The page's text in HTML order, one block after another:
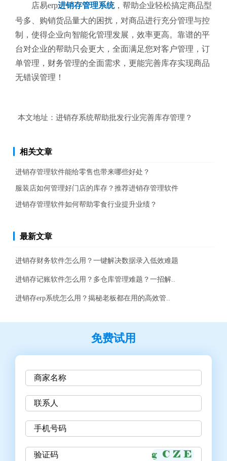
店易erp进销存管理系统，帮助企业轻松搞定商品型
号多、购销货品量大的困扰，对商品进行充分管理与控
制，使得企业向智能化管理发展，效率更高。靠谱的平
台对企业的帮助只会更大，全面满足您对客户管理，订
单管理，财务管理的全面需求，更能完善库存实现商品
无错误管理！
本文地址： 进销存系统帮助批发行业完善库存管理？
相关文章
进销存管理软件能给零售也带来哪些好处？
服装店如何管理好门店的库存？推荐进销存管理软件
进销存管理软件如何帮助零食行业提升业绩？
最新文章
进销存财务软件怎么用？一键解决数据录入低效难题
进销存记账软件怎么用？多仓库管理难题？一招解..
进销存erp系统怎么用？揭秘老板都在用的高效管..
免费试用